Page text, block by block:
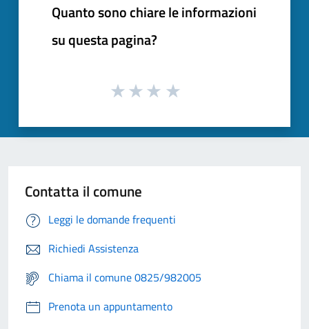
Quanto sono chiare le informazioni
su questa pagina?
Contatta il comune
Leggi le domande frequenti
Richiedi Assistenza
Chiama il comune 0825/982005
Prenota un appuntamento